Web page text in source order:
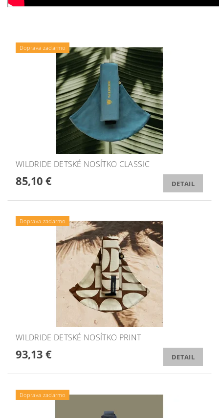
Doprava zadarmo
WILDRIDE DETSKÉ NOSÍTKO CLASSIC
85,10 € DETAIL
Doprava zadarmo
WILDRIDE DETSKÉ NOSÍTKO PRINT
93,13 € DETAIL
Doprava zadarmo